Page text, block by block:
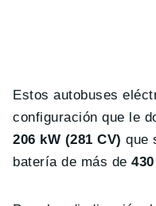
Estos autobuses
configuración que le
206 kW (281 CV) que
batería de más de